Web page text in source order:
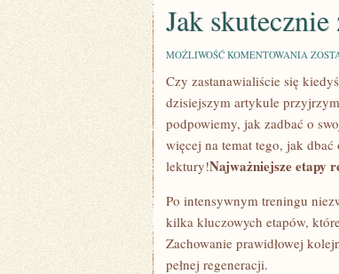
Jak
MOŻLIWOŚĆ KOMENTOWANIA JAK
PO
Czy⁣ zastanawialiście się⁣
dzisiejszym artykule
podpowiemy, jak zadbać o
więcej na temat tego, jak
lektury!Najważniejsze etapy
Po⁢ intensywnym treningu
kilka kluczowych etapów,⁤
Zachowanie prawidłowej
pełnej regeneracji.